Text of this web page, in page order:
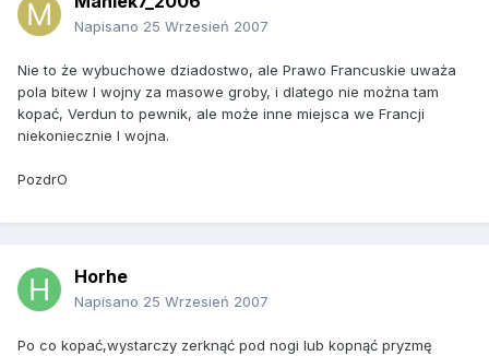
Napisano 25 Wrzesień 2007
Nie to że wybuchowe dziadostwo, ale Prawo Francuskie uważa
pola bitew I wojny za masowe groby, i dlatego nie można tam
kopać, Verdun to pewnik, ale może inne miejsca we Francji
niekoniecznie I wojna.
PozdrO
Horhe
Napisano 25 Wrzesień 2007
Po co kopać,wystarczy zerknąć pod nogi lub kopnąć pryzmę